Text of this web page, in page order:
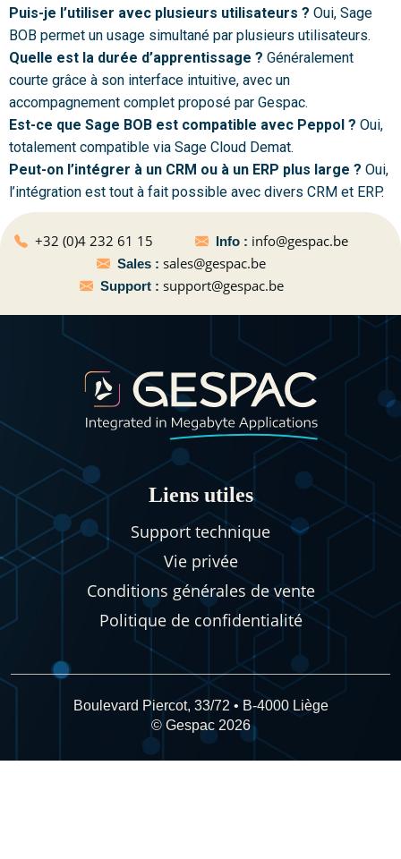
Puis-je l’utiliser avec plusieurs utilisateurs ? Oui, Sage
BOB permet un usage simultané par plusieurs utilisateurs.
Quelle est la durée d’apprentissage ? Généralement
courte grâce à son interface intuitive, avec un
accompagnement complet proposé par Gespac.
Est-ce que Sage BOB est compatible avec Peppol ? Oui,
totalement compatible via Sage Cloud Demat.
Peut-on l’intégrer à un CRM ou à un ERP plus large ? Oui,
l’intégration est tout à fait possible avec divers CRM et ERP.
+32 (0)4 232 61 15 Info : info@gespac.be
Sales : sales@gespac.be
Support : support@gespac.be
Liens utiles
Support technique
Vie privée
Conditions générales de vente
Politique de confidentialité
Boulevard Piercot, 33/72 • B-4000 Liège
© Gespac 2026